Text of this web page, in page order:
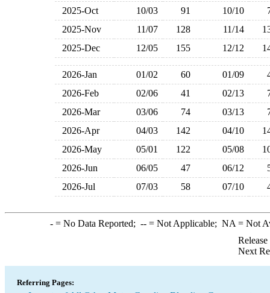
2025-Oct 10/03 91 10/10
2025-Nov
11/07 128 11/14
2025-Dec
12/05 155 12/12
2026-Jan 01/02 60 01/09
2026-Feb
02/06 41 02/13
2026-Mar
03/06 74 03/13
2026-Apr
04/03 142 04/10
2026-May
05/01 122 05/08
2026-Jun
06/05 47 06/12
2026-Jul
07/03 58 07/10
-= No Data Reported; --= Not Applicable; NA = Not
Next
Referring Pages: